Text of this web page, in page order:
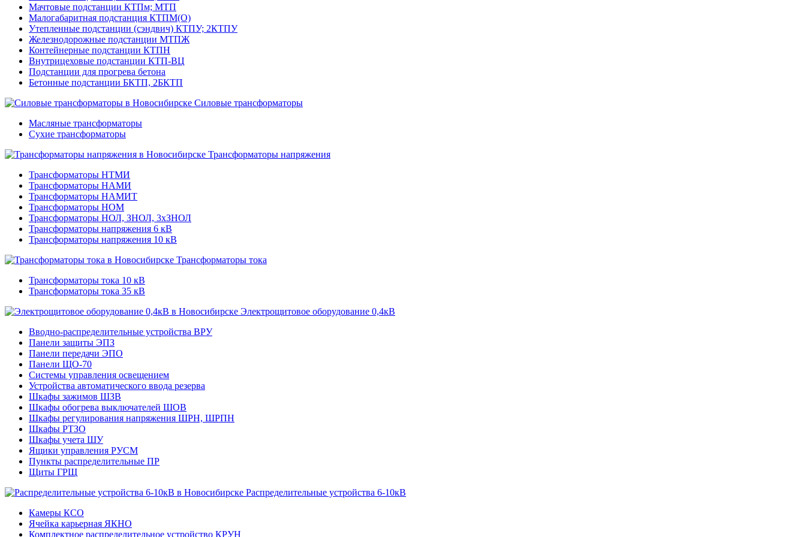
Мачтовые подстанции КТПм; МТП
Малогабаритная подстанция КТПМ(О)
Утепленные подстанции (сэндвич) КТПУ; 2КТПУ
Железнодорожные подстанции МТПЖ
Контейнерные подстанции КТПН
Внутрицеховые подстанции КТП-ВЦ
Подстанции для прогрева бетона
Бетонные подстанции БКТП, 2БКТП
Силовые трансформаторы
Масляные трансформаторы
Сухие трансформаторы
Трансформаторы напряжения
Трансформаторы НТМИ
Трансформаторы НАМИ
Трансформаторы НАМИТ
Трансформаторы НОМ
Трансформаторы НОЛ, ЗНОЛ, 3хЗНОЛ
Трансформаторы напряжения 6 кВ
Трансформаторы напряжения 10 кВ
Трансформаторы тока
Трансформаторы тока 10 кВ
Трансформаторы тока 35 кВ
Электрощитовое оборудование 0,4кВ
Вводно-распределительные устройства ВРУ
Панели защиты ЭПЗ
Панели передачи ЭПО
Панели ЩО-70
Системы управления освещением
Устройства автоматического ввода резерва
Шкафы зажимов ШЗВ
Шкафы обогрева выключателей ШОВ
Шкафы регулирования напряжения ШРН, ШРПН
Шкафы РТЗО
Шкафы учета ШУ
Ящики управления РУСМ
Пункты распределительные ПР
Щиты ГРЩ
Распределительные устройства 6-10кВ
Камеры КСО
Ячейка карьерная ЯКНО
Комплектное распределительное устройство КРУН